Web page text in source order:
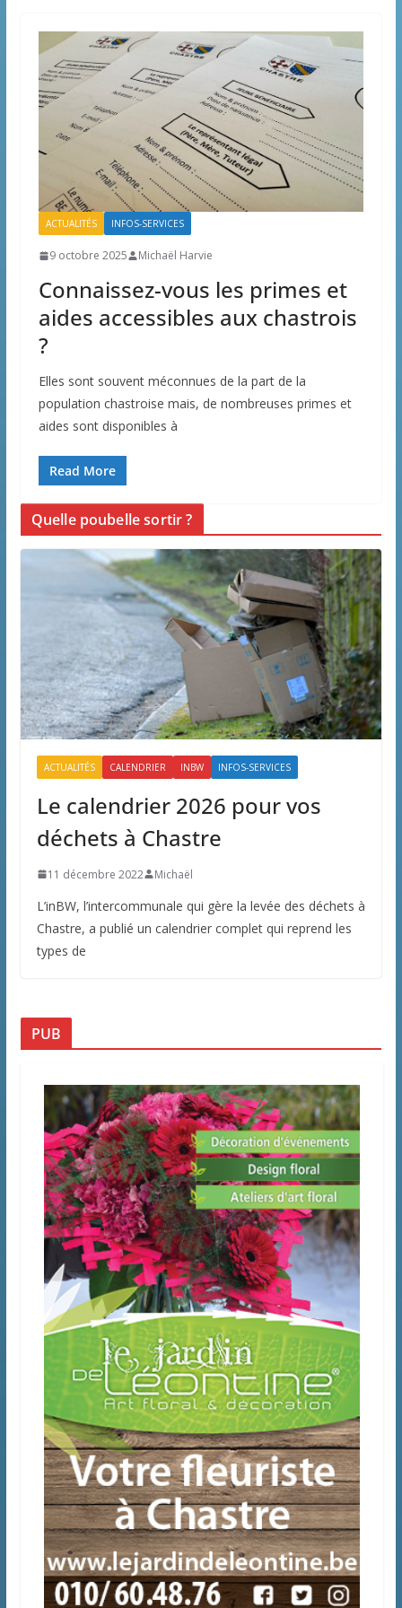
ACTUALITÉS INFOS-SERVICES
9 octobre 2025 Michaël Harvie
Connaissez-vous les primes et
aides accessibles aux chastrois
?
Elles sont souvent méconnues de la part de la
population chastroise mais, de nombreuses primes et
aides sont disponibles à
Read More
Quelle poubelle sortir ?
ACTUALITÉS CALENDRIER INBW INFOS-SERVICES
Le calendrier 2026 pour vos
déchets à Chastre
11 décembre 2022 Michaël
L’inBW, l’intercommunale qui gère la levée des déchets à
Chastre, a publié un calendrier complet qui reprend les
types de
PUB